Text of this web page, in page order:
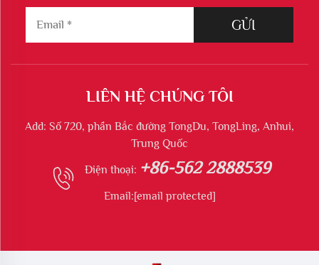
GỬI
LIÊN HỆ CHÚNG TÔI
Add: Số 720, phần Bắc đường TongDu, TongLing, Anhui,
Trung Quốc
Điện thoại: +86-562 2888539
Email:[email protected]